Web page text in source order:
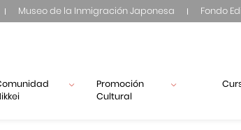
Museo de la Inmigración Japonesa Fondo
Promoción
Cultural